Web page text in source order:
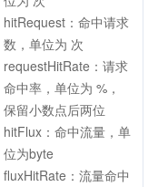
hitRequest：命中请求
数，单位为 次
requestHitRate：请求
命中率，单位为 %，
保留小数点后两位
hitFlux：命中流量，单
位为byte
fluxHitRate：流量命中